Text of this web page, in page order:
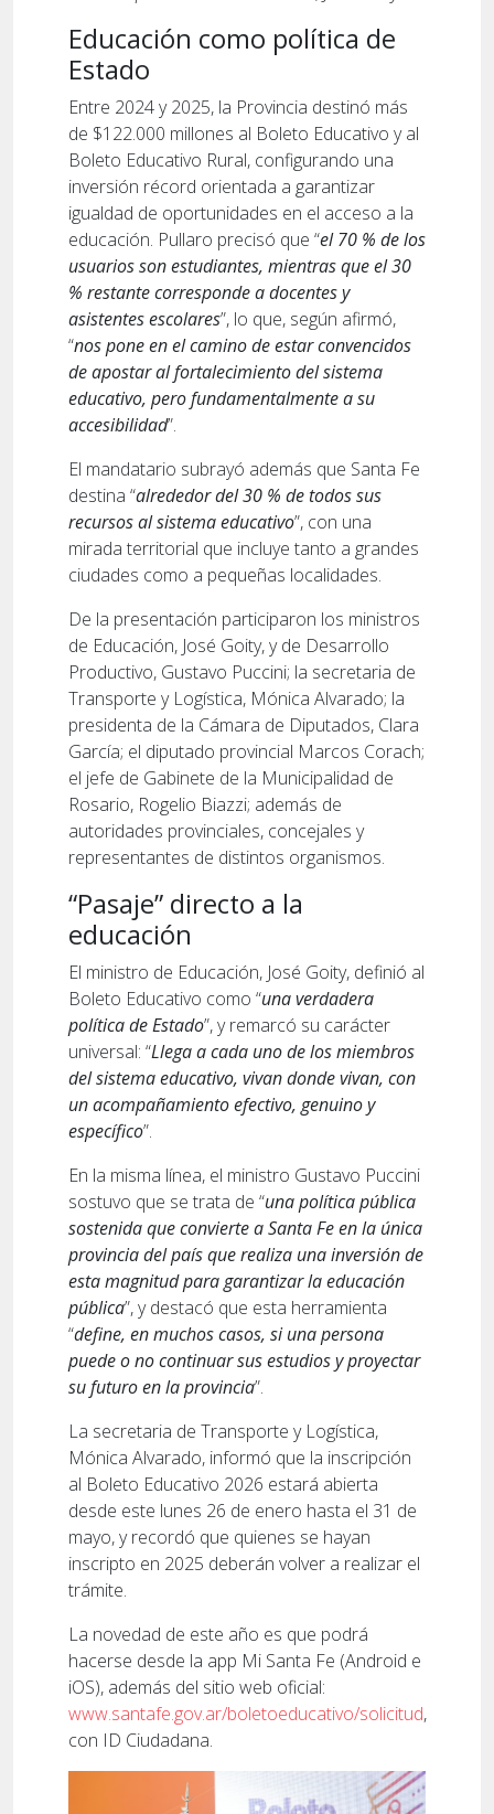
Educación como política de
Estado
Entre 2024 y 2025, la Provincia destinó más
de $122.000 millones al Boleto Educativo y al
Boleto Educativo Rural, configurando una
inversión récord orientada a garantizar
igualdad de oportunidades en el acceso a la
educación. Pullaro precisó que “el 70 % de los
usuarios son estudiantes, mientras que el 30
% restante corresponde a docentes y
asistentes escolares”, lo que, según afirmó,
“nos pone en el camino de estar convencidos
de apostar al fortalecimiento del sistema
educativo, pero fundamentalmente a su
accesibilidad”.
El mandatario subrayó además que Santa Fe
destina “alrededor del 30 % de todos sus
recursos al sistema educativo”, con una
mirada territorial que incluye tanto a grandes
ciudades como a pequeñas localidades.
De la presentación participaron los ministros
de Educación, José Goity, y de Desarrollo
Productivo, Gustavo Puccini; la secretaria de
Transporte y Logística, Mónica Alvarado; la
presidenta de la Cámara de Diputados, Clara
García; el diputado provincial Marcos Corach;
el jefe de Gabinete de la Municipalidad de
Rosario, Rogelio Biazzi; además de
autoridades provinciales, concejales y
representantes de distintos organismos.
“Pasaje” directo a la
educación
El ministro de Educación, José Goity, definió al
Boleto Educativo como “una verdadera
política de Estado”, y remarcó su carácter
universal: “Llega a cada uno de los miembros
del sistema educativo, vivan donde vivan, con
un acompañamiento efectivo, genuino y
específico”.
En la misma línea, el ministro Gustavo Puccini
sostuvo que se trata de “una política pública
sostenida que convierte a Santa Fe en la única
provincia del país que realiza una inversión de
esta magnitud para garantizar la educación
pública”, y destacó que esta herramienta
“define, en muchos casos, si una persona
puede o no continuar sus estudios y proyectar
su futuro en la provincia”.
La secretaria de Transporte y Logística,
Mónica Alvarado, informó que la inscripción
al Boleto Educativo 2026 estará abierta
desde este lunes 26 de enero hasta el 31 de
mayo, y recordó que quienes se hayan
inscripto en 2025 deberán volver a realizar el
trámite.
La novedad de este año es que podrá
hacerse desde la app Mi Santa Fe (Android e
iOS), además del sitio web oficial:
www.santafe.gov.ar/boletoeducativo/solicitud,
con ID Ciudadana.